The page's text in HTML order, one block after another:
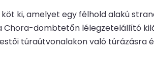
ki, amelyet egy félhold alakú
Chora-dombtetőn lélegzetelállító
túraútvonalakon való túrázásra